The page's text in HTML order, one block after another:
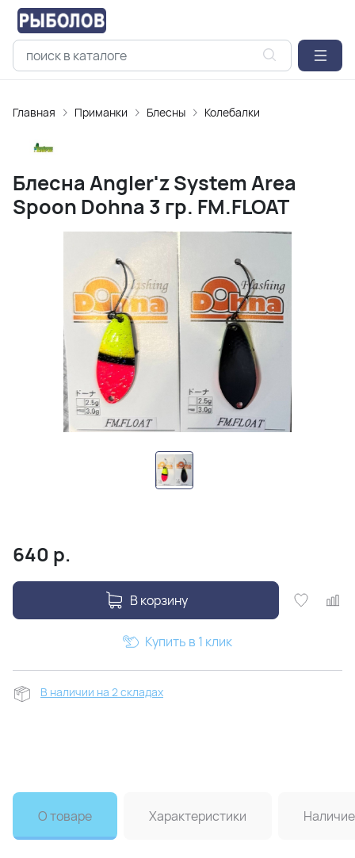
Главная Приманки Блесны Колебалки
Блесна Angler'z System Area
Spoon Dohna 3 гр. FM.FLOAT
640 р.
В корзину
Купить в 1 клик
В наличии на 2 складах
О товаре Характеристики Наличие